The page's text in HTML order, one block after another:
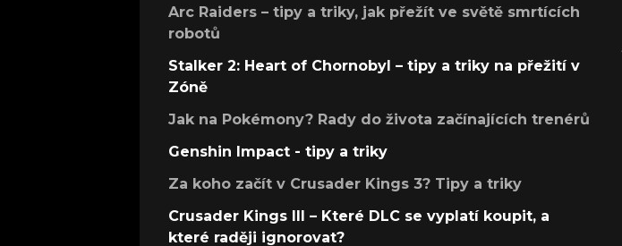
Arc Raiders – tipy a triky, jak přežít ve světě smrtících
robotů
Stalker 2: Heart of Chornobyl – tipy a triky na přežití v
Zóně
Jak na Pokémony? Rady do života začínajících trenérů
Genshin Impact - tipy a triky
Za koho začít v Crusader Kings 3? Tipy a triky
Crusader Kings III – Které DLC se vyplatí koupit, a
které raději ignorovat?